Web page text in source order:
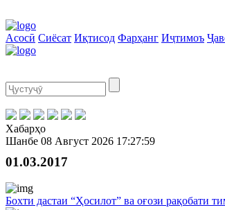
Асосӣ Сиёсат Иқтисод Фарҳанг Иҷтимоъ
Хабарҳо
Шанбе 08 Август 2026 17:27:59
01.03.2017
Бохти дастаи “Ҳосилот” ва оғози рақобати